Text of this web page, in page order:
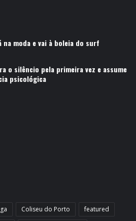
na moda e vai à boleia do surf
o silêncio pela primeira vez e assume
psicológica
Coliseu do Porto
featured